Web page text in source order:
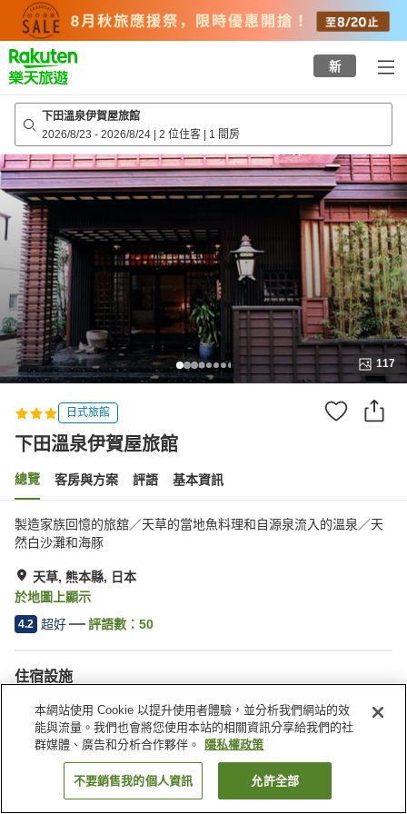
top
page
新
下田溫泉伊賀屋旅館
2026/8/23 - 2026/8/24 | 2 位住客 | 1 間房
117
日式旅館
下田溫泉伊賀屋旅館
總覽 客房與方案 評語 基本資訊
製造家族回憶的旅舘／天草的當地魚料理和自源泉流入的溫泉／天
然白沙灘和海豚
天草, 熊本縣, 日本
於地圖上顯示
4.2 超好 評語數： 50
住宿設施
停車場
Spa／美容沙龍
宴會廳
露天浴池（溫泉）
找客房
本網站使用 Cookie 以提升使用者體驗，並分析我們網站的效
能與流量。我們也會將您使用本站的相關資訊分享給我們的社
群媒體、廣告和分析合作夥伴。
隱私權政策
不要銷售我的個人資訊 允許全部